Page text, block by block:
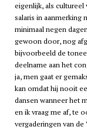
eigenlijk, als
salaris in aanmerking
minimaal negen
gewoon door, nog
bijvoorbeeld de
deelname aan het
ja, men gaat er
kan omdat hij nooit
dansen wanneer het
en ik vraag me af, te
vergaderingen van